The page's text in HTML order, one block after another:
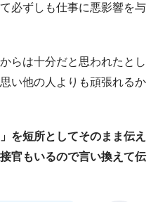
必ずしも仕事に悪影響を与
らは十分だと思われたとし
い他の人よりも頑張れるか
を短所としてそのまま伝え
官もいるので言い換えて伝